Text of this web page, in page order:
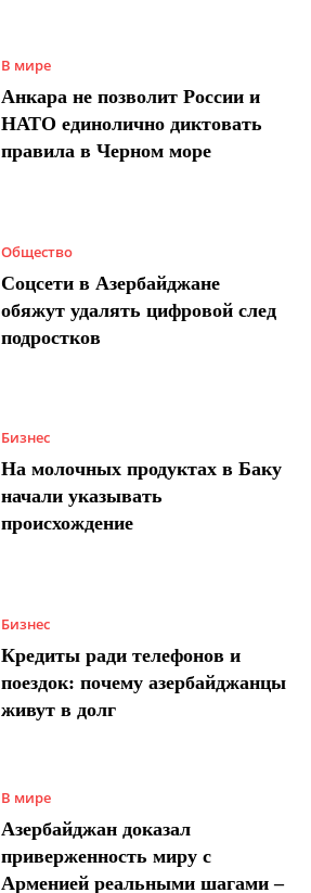
В мире
Анкара не позволит России и
НАТО единолично диктовать
правила в Черном море
Общество
Соцсети в Азербайджане
обяжут удалять цифровой след
подростков
Бизнес
На молочных продуктах в Баку
начали указывать
происхождение
Бизнес
Кредиты ради телефонов и
поездок: почему азербайджанцы
живут в долг
В мире
Азербайджан доказал
приверженность миру с
Арменией реальными шагами –